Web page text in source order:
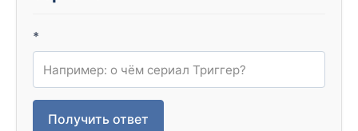
*
Получить ответ